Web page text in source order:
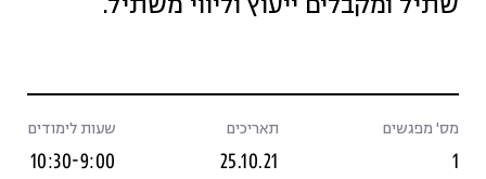
מס' מפגשים
1
תאריכים
25.10.21
שעות לימודים
10:30-9:00